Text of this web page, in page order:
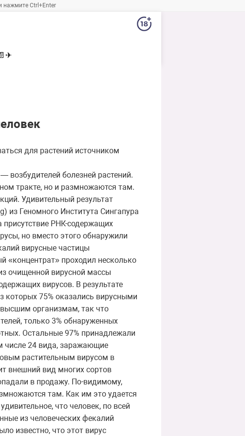
нажмите Ctrl+Enter
📄 ✈
для растений источником
возбудителей болезней растений.
тракте, но и размножаются там.
Удивительный результат
из Геномного Института Сингапура
присутствие РНК-содержащих
но вместо этого обнаружили
вирусные частицы
проходил несколько
очищенной вирусной массы
вирусов. В результате
которых 75% оказались вирусными
организмам, так что
только 3% обнаруженных
Остальные 97% принадлежали
числе 24 вида, заражающие
растительным вирусом в
внешний вид многих сортов
в продажу. По-видимому,
там. Как им это удается
что человек, по всей
из человеческих фекалий
известно, что этот вирус